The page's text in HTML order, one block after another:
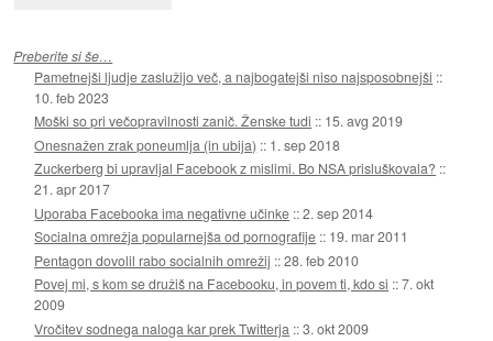
Preberite si še…
Pametnejši ljudje zaslužijo več, a najbogatejši niso najsposobnejši ::
10. feb 2023
Moški so pri večopravilnosti zanič. Ženske tudi :: 15. avg 2019
Onesnažen zrak poneumlja (in ubija) :: 1. sep 2018
Zuckerberg bi upravljal Facebook z mislimi. Bo NSA prisluškovala? ::
21. apr 2017
Uporaba Facebooka ima negativne učinke ::2. sep 2014
Socialna omrežja popularnejša od pornografije :: 19. mar 2011
Pentagon dovolil rabo socialnih omrežij ::28. feb 2010
Povej mi, s kom se družiš na Facebooku, in povem ti, kdo si ::7. okt
2009
Vročitev sodnega naloga kar prek Twitterja ::3. okt 2009